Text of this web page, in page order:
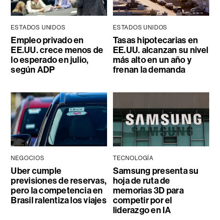
ESTADOS UNIDOS
Empleo privado en
EE.UU. crece menos de
lo esperado en julio,
según ADP
ESTADOS UNIDOS
Tasas hipotecarias en
EE.UU. alcanzan su nivel
más alto en un año y
frenan la demanda
NEGOCIOS
Uber cumple
previsiones de reservas,
pero la competencia en
Brasil ralentiza los viajes
TECNOLOGÍA
Samsung presenta su
hoja de ruta de
memorias 3D para
competir por el
liderazgo en IA